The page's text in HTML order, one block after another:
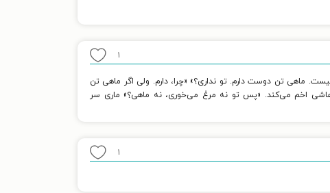
۱
ماهی تن دوست دارم. تو نداری؟» «چرا، دارم. ولی اگر ماهی تن
اخم می‌کند. «پس تو نه مرغ می‌خوری، نه ماهی؟» ماری سر
۱